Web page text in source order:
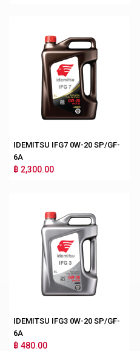
IDEMITSU IFG7 0W-20 SP/GF-
6A
฿ 2,300.00
IDEMITSU IFG3 0W-20 SP/GF-
6A
฿ 480.00